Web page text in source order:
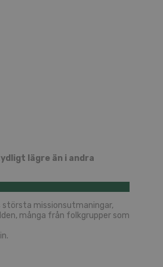
lägre än i andra
största missionsutmaningar,
många från folkgrupper som